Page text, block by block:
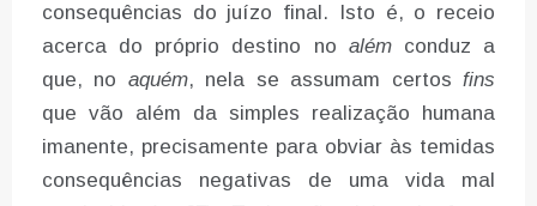
consequências do juízo final. Isto é, o receio
acerca do próprio destino no além conduz a
que, no aquém, nela se assumam certosfins
que vão além da simples realização humana
imanente, precisamente para obviar às temidas
consequências negativas de uma vida mal